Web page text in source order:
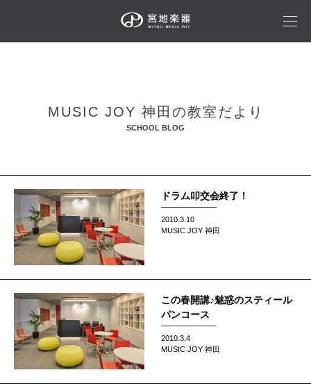
MUSIC JOY 神田の教室だより
SCHOOL BLOG
ドラム叩交会終了！
2010.3.10
MUSIC JOY 神田
この春開講♪魅惑のスティール
パンコース
2010.3.4
MUSIC JOY 神田